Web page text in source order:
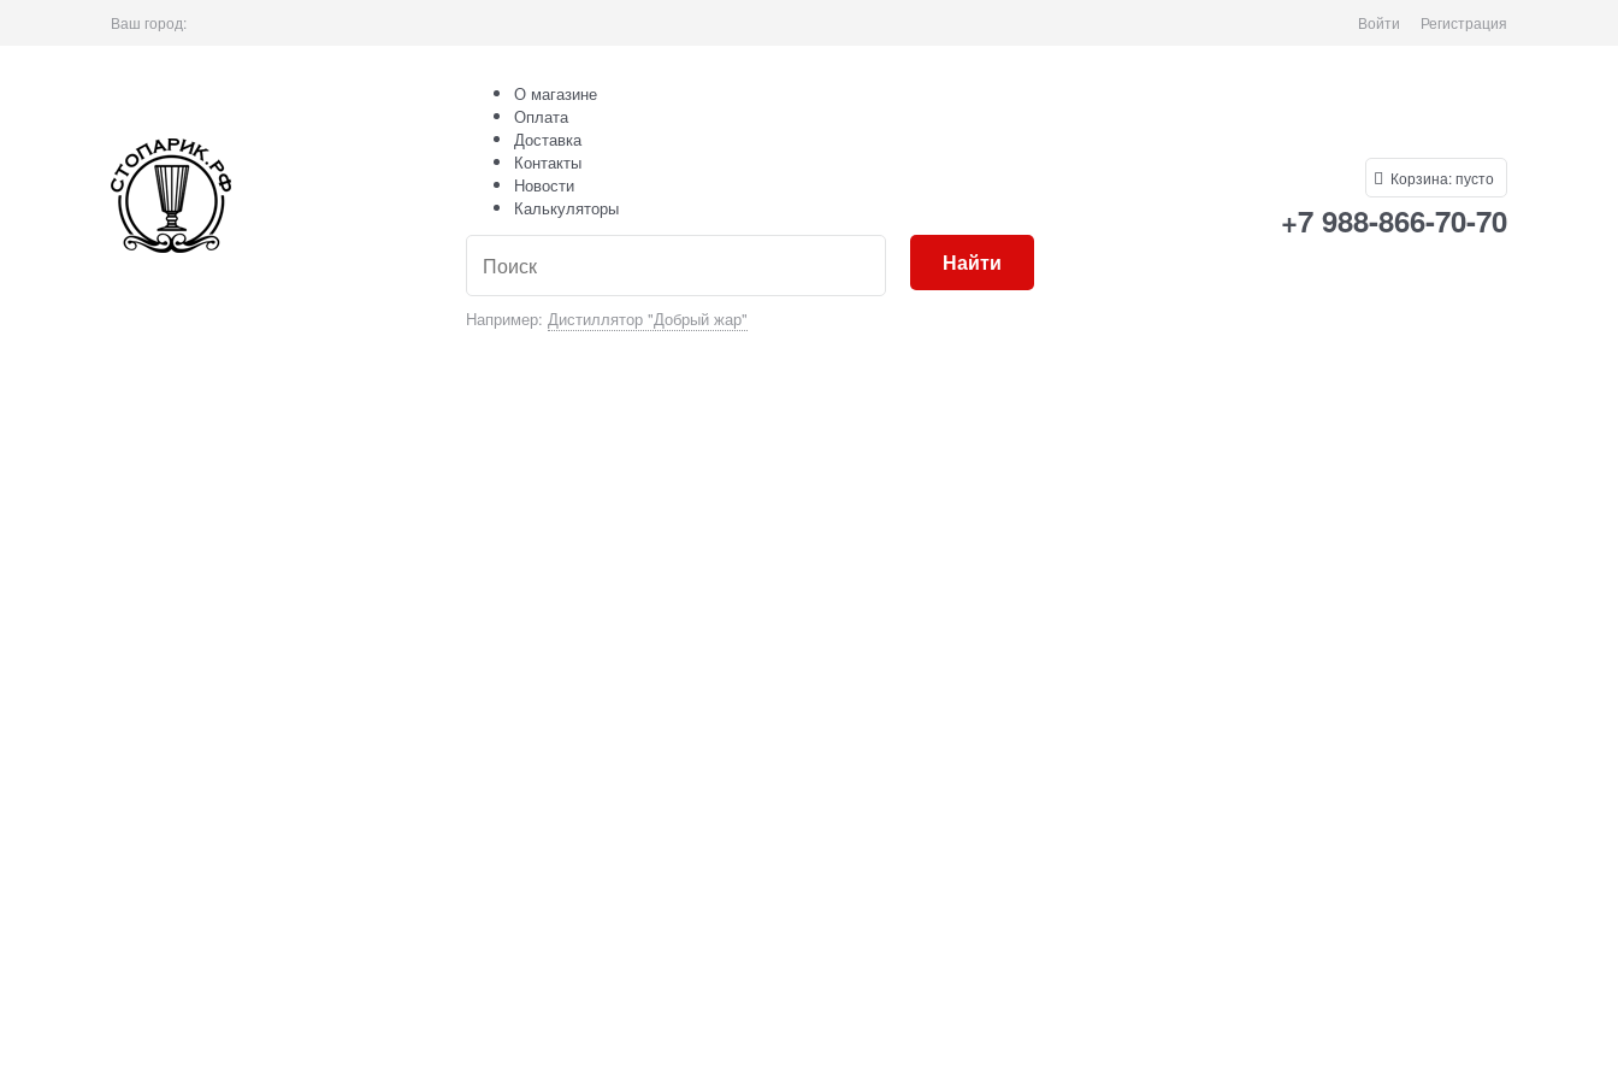
Ваш город: Войти Регистрация
О магазине
Оплата
Доставка
Контакты
Новости
Калькуляторы
Например: Дистиллятор "Добрый жар"
Найти
Корзина:пусто
+7 988-866-70-70